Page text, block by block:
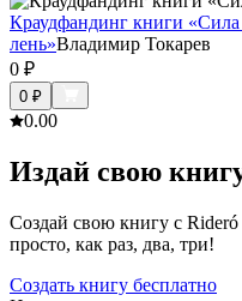
Краудфандинг книги
лень»Владимир Токарев
0 ₽
0 ₽
0.00
Издай свою
Создай свою книгу с
просто, как раз, два, три!
Создать книгу бесплатно